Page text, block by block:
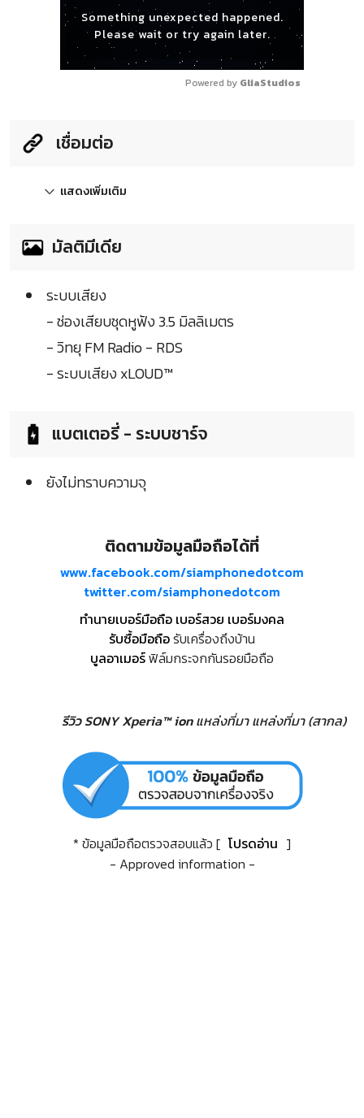
Something unexpected happened.
Please wait or try again later.
Powered by GliaStudios
เชื่อมต่อ
แสดงเพิ่มเติม
มัลติมีเดีย
ระบบเสียง
- ช่องเสียบชุดหูฟัง 3.5 มิลลิเมตร
- วิทยุ FM Radio - RDS
- ระบบเสียง xLOUD™
แบตเตอรี่ - ระบบชาร์จ
ยังไม่ทราบความจุ
ติดตามข้อมูลมือถือได้ที่
www.facebook.com/siamphonedotcom
twitter.com/siamphonedotcom
ทำนายเบอร์มือถือ เบอร์สวย เบอร์มงคล
รับซื้อมือถือรับเครื่องถึงบ้าน
บูลอาเมอร์ฟิล์มกระจกกันรอยมือถือ
รีวิว SONY Xperia™ ion แหล่งที่มา แหล่งที่มา (สากล)
* ข้อมูลมือถือตรวจสอบแล้ว [ โปรดอ่าน ]
- Approved information -